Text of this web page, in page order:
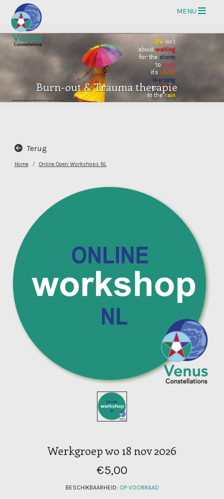
MENU
Burn-out & Trauma therapie
Terug
Home Online Open Workshops NL
Werkgroep wo 18 nov 2026
€5,00
BESCHIKBAARHEID: OP VOORRAAD